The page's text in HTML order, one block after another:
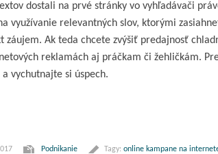
dostali na prvé stránky vo vyhľadávači
využívanie relevantných slov, ktorými
záujem. Ak teda chcete zvýšiť predajnosť
reklamách aj práčkam či žehličkám.
vychutnajte si úspech.
Podnikanie Tagy: online kampane na